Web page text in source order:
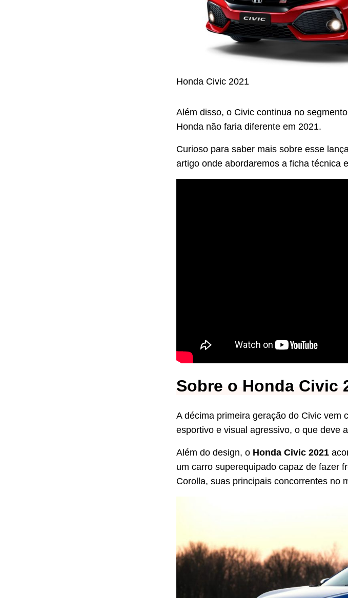
Honda Civic 2021
Além disso, o Civic continua no
Honda não faria diferente em 2021.
Curioso para saber mais sobre esse
artigo onde abordaremos a ficha técnica
Sobre o Honda Civic
A décima primeira geração do Civic vem
esportivo e visual agressivo, o que deve
Além do design, o Honda Civic 2021
um carro superequipado capaz de fazer
Corolla, suas principais concorrentes no